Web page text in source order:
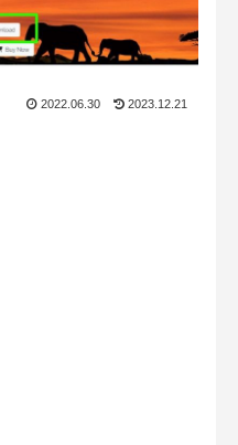
2022.06.30 2023.12.21